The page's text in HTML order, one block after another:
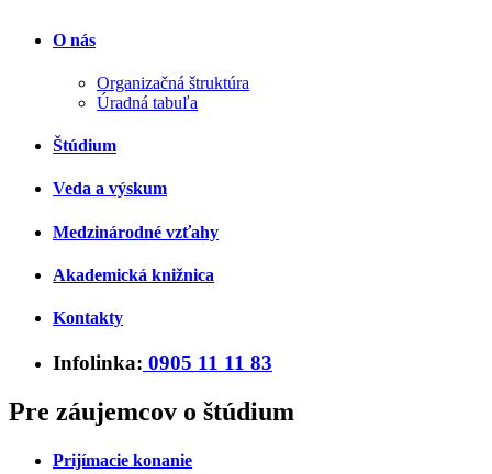
O nás
Organizačná štruktúra
Úradná tabuľa
Štúdium
Veda a výskum
Medzinárodné vzťahy
Akademická knižnica
Kontakty
Infolinka: 0905 11 11 83
Pre záujemcov o štúdium
Prijímacie konanie